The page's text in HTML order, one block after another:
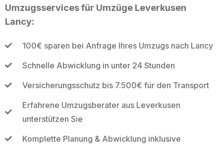
Umzugsservices für Umzüge Leverkusen
Lancy:
100€ sparen bei Anfrage Ihres Umzugs nach Lancy
Schnelle Abwicklung in unter 24 Stunden
Versicherungsschutz bis 7.500€ für den Transport
Erfahrene Umzugsberater aus Leverkusen
unterstützen Sie
Komplette Planung & Abwicklung inklusive